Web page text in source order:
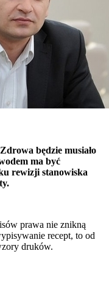
będzie musiało
ma być
rewizji stanowiska
prawa nie znikną
recept, to od
druków.